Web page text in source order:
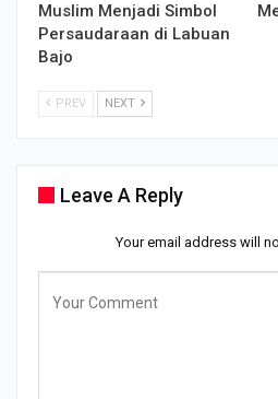
Muslim Menjadi Simbol
Persaudaraan di Labuan
Bajo
PREV NEXT
Leave A Reply
Your email address will